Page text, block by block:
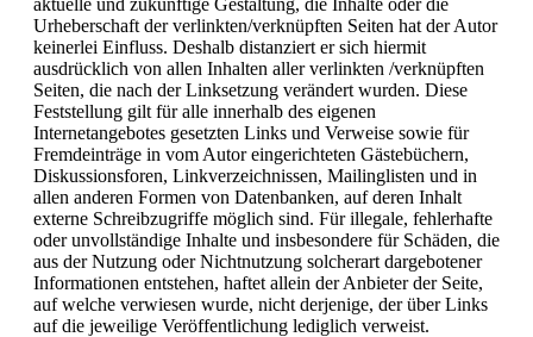
Urheberschaft der verlinkten/verknüpften Seiten hat der Autor
keinerlei Einfluss. Deshalb distanziert er sich hiermit
ausdrücklich von allen Inhalten aller verlinkten /verknüpften
Seiten, die nach der Linksetzung verändert wurden. Diese
Feststellung gilt für alle innerhalb des eigenen
Internetangebotes gesetzten Links und Verweise sowie für
Fremdeinträge in vom Autor eingerichteten Gästebüchern,
Diskussionsforen, Linkverzeichnissen, Mailinglisten und in
allen anderen Formen von Datenbanken, auf deren Inhalt
externe Schreibzugriffe möglich sind. Für illegale, fehlerhafte
oder unvollständige Inhalte und insbesondere für Schäden, die
aus der Nutzung oder Nichtnutzung solcherart dargebotener
Informationen entstehen, haftet allein der Anbieter der Seite,
auf welche verwiesen wurde, nicht derjenige, der über Links
auf die jeweilige Veröffentlichung lediglich verweist.